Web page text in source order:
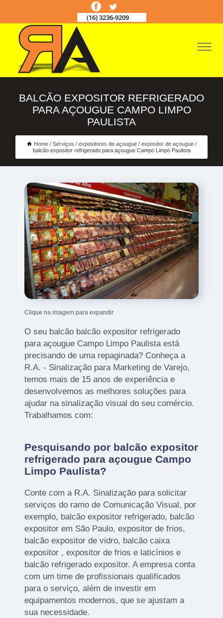
(16) 3236-9209
BALCÃO EXPOSITOR REFRIGERADO
PARA AÇOUGUE CAMPO LIMPO
PAULISTA
Home Serviços expositores de açougue
expositor de açougue
balcão expositor refrigerado para açougue Campo Limpo Paulista
Clique na imagem para expandir
O seu balcão balcão expositor refrigerado
para açougue Campo Limpo Paulista está
precisando de uma repaginada? Conheça a
R.A. - Sinalização para Marketing de Varejo,
temos mais de 15 anos de experiência e
desenvolvemos as melhores soluções para
ajudar na sinalização visual do seu comércio.
Trabalhamos com:
Pesquisando por balcão expositor
refrigerado para açougue Campo
Limpo Paulista?
Conte com a R.A. Sinalização para solicitar
serviços do ramo de Comunicação Visual, por
exemplo, balcão expositor refrigerado, balcão
expositor em São Paulo, expositor de frios,
balcão expositor de vidro, balcão caixa
expositor , expositor de frios e laticínios e
balcão refrigerado expositor. A empresa conta
com um time de profissionais qualificados
para o serviço, além de investir em
equipamentos modernos, que se ajustam a
sua necessidade.